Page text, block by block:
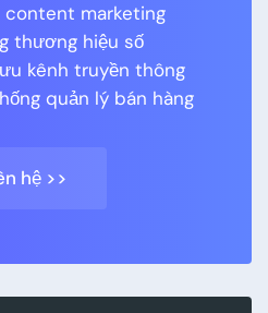
content marketing
thương hiệu số
kênh truyền thông
quản lý bán hàng
hệ >>